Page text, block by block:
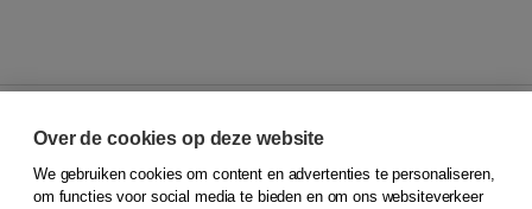
© 2026Koninklijke Boom uitgevers
Over de cookies op deze website
We gebruiken cookies om content en advertenties te personaliseren,
om functies voor social media te bieden en om ons websiteverkeer